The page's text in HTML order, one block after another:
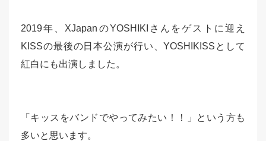
2019年、XJapanのYOSHIKIさんをゲストに迎え
KISSの最後の日本公演が行い、YOSHIKISSとして
紅白にも出演しました。
「キッスをバンドでやってみたい！！」という方も
多いと思います。